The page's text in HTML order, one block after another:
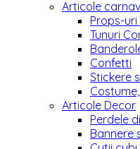
Articole
Props-
Tunuri
Confetti
Stickere
Articole Decor
Perdele
Bannere